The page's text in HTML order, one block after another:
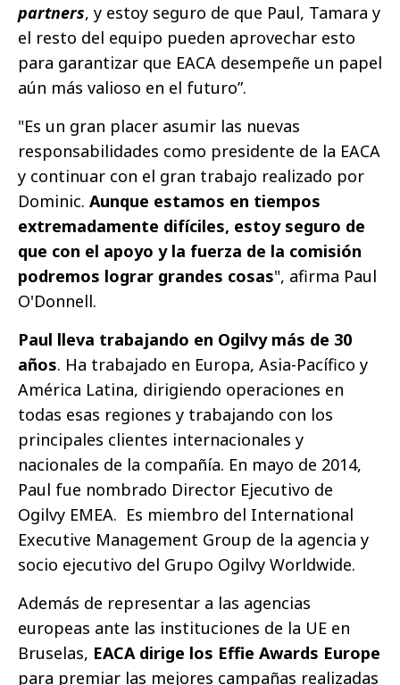
partners, y estoy seguro de que Paul, Tamara y
el resto del equipo pueden aprovechar esto
para garantizar que EACA desempeñe un papel
aún más valioso en el futuro”.
"Es un gran placer asumir las nuevas
responsabilidades como presidente de la EACA
y continuar con el gran trabajo realizado por
Dominic. Aunque estamos en tiempos
extremadamente difíciles, estoy seguro de
que con el apoyo y la fuerza de la comisión
podremos lograr grandes cosas", afirma Paul
O'Donnell.
Paul lleva trabajando en Ogilvy más de 30
años. Ha trabajado en Europa, Asia-Pacífico y
América Latina, dirigiendo operaciones en
todas esas regiones y trabajando con los
principales clientes internacionales y
nacionales de la compañía. En mayo de 2014,
Paul fue nombrado Director Ejecutivo de
Ogilvy EMEA. Es miembro del International
Executive Management Group de la agencia y
socio ejecutivo del Grupo Ogilvy Worldwide.
Además de representar a las agencias
europeas ante las instituciones de la UE en
Bruselas, EACA dirige los Effie Awards Europe
para premiar las mejores campañas realizadas